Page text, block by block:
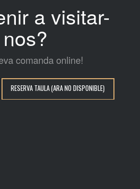
a visitar-
nos?
comanda online!
RESERVA TAULA (ARA NO DISPONIBLE)